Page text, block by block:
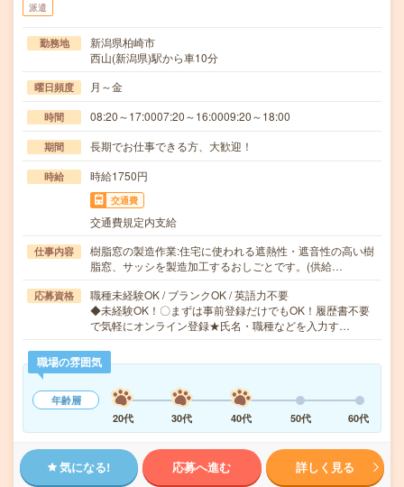
派遣
勤務地
新潟県柏崎市
西山(新潟県)駅から車10分
曜日頻度 月～金
時間 08:20～17:0007:20～16:0009:20～18:00
期間 長期でお仕事できる方、大歓迎！
時給 時給1750円
交通費
交通費規定内支給
仕事内容
樹脂窓の製造作業:住宅に使われる遮熱性・遮音性の高い樹
脂窓、サッシを製造加工するおしごとです。(供給…
応募資格
職種未経験OK / ブランクOK / 英語力不要
◆未経験OK！〇まずは事前登録だけでもOK！履歴書不要
で気軽にオンライン登録★氏名・職種などを入力す…
職場の雰囲気
年齢層
20代
30代 40代 50代 60代
気になる! 応募へ進む 詳しく見る